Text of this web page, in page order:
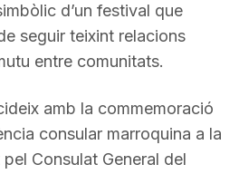
d’un festival que
seguir teixint relacions
entre comunitats.
amb la commemoració
consular marroquina a la
Consulat General del